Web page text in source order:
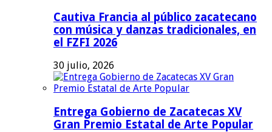
Cautiva Francia al público zacatecano
con música y danzas tradicionales, en
el FZFI 2026
30 julio, 2026
Entrega Gobierno de Zacatecas XV
Gran Premio Estatal de Arte Popular